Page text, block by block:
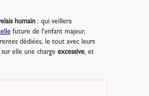
humain: qui veillera
future de l'enfant majeur,
dédiées, le tout avec leurs
elle une charge excessive, et